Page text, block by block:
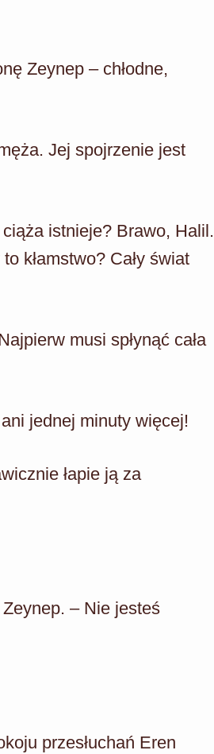
Zeynep – chłodne,
Jej spojrzenie jest
istnieje? Brawo, Halil.
kłamstwo? Cały świat
musi spłynąć cała
jednej minuty więcej!
łapie ją za
– Nie jesteś
przesłuchań Eren